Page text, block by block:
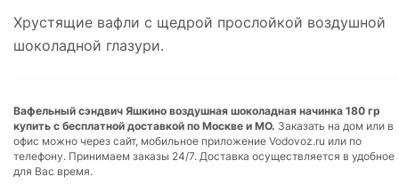
Хрустящие вафли с щедрой прослойкой воздушной
шоколадной глазури.
Вафельный сэндвич Яшкино воздушная шоколадная начинка 180 гр
купить с бесплатной доставкой по Москве и МО. Заказать на дом или в
офис можно через сайт, мобильное приложение Vodovoz.ru или по
телефону. Принимаем заказы 24/7. Доставка осуществляется в удобное
для Вас время.